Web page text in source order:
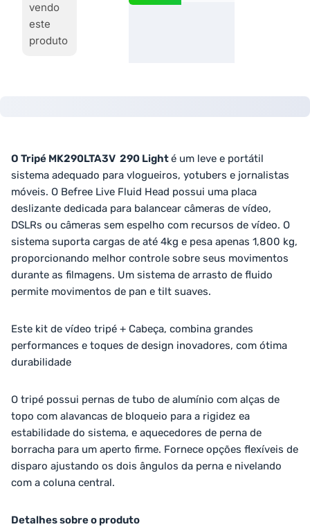
vendo
este
produto
O Tripé MK290LTA3V 290 Lighté um leve e portátil
sistema adequado para vlogueiros, yotubers e jornalistas
móveis. O Befree Live Fluid Head possui uma placa
deslizante dedicada para balancear câmeras de vídeo,
DSLRs ou câmeras sem espelho com recursos de vídeo. O
sistema suporta cargas de até 4kg e pesa apenas 1,800 kg,
proporcionando melhor controle sobre seus movimentos
durante as filmagens. Um sistema de arrasto de fluido
permite movimentos de pan e tilt suaves.
Este kit de vídeo tripé + Cabeça, combina grandes
performances e toques de design inovadores, com ótima
durabilidade
O tripé possui pernas de tubo de alumínio com alças de
topo com alavancas de bloqueio para a rigidez ea
estabilidade do sistema, e aquecedores de perna de
borracha para um aperto firme. Fornece opções flexíveis de
disparo ajustando os dois ângulos da perna e nivelando
com a coluna central.
Detalhes sobre o produto